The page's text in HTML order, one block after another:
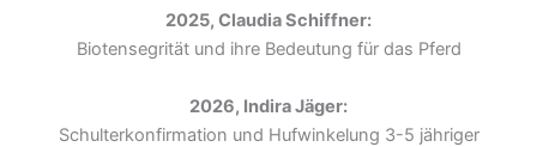
2025, Claudia Schiffner:
Biotensegrität und ihre Bedeutung für das Pferd
2026, Indira Jäger:
Schulterkonfirmation und Hufwinkelung 3-5 jähriger